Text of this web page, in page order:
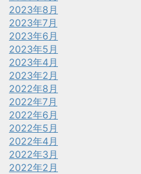
2023年8月
2023年7月
2023年6月
2023年5月
2023年4月
2023年2月
2022年8月
2022年7月
2022年6月
2022年5月
2022年4月
2022年3月
2022年2月